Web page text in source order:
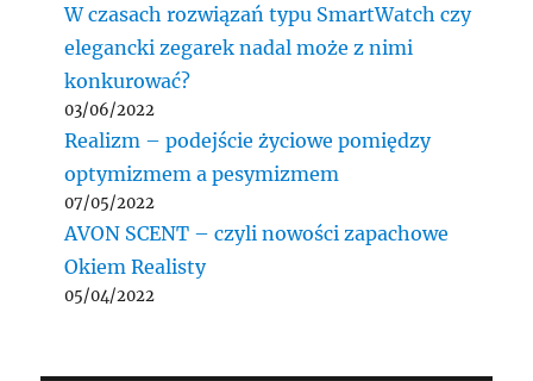
W czasach rozwiązań typu SmartWatch czy
elegancki zegarek nadal może z nimi
konkurować?
03/06/2022
Realizm – podejście życiowe pomiędzy
optymizmem a pesymizmem
07/05/2022
AVON SCENT – czyli nowości zapachowe
Okiem Realisty
05/04/2022